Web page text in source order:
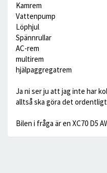
Kamrem
Vattenpump
Löphjul
Spännrullar
AC-rem
multirem
hjälpaggregatrem
Ja ni ser ju att jag inte har
alltså ska göra det
Bilen i fråga är en XC70 D5